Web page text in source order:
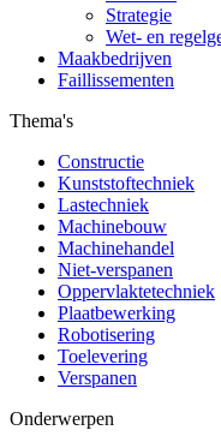
Strategie
Wet- en
Maakbedrijven
Faillissementen
Thema's
Constructie
Kunststoftechniek
Lastechniek
Machinebouw
Machinehandel
Niet-verspanen
Oppervlaktetechniek
Plaatbewerking
Robotisering
Toelevering
Verspanen
Onderwerpen